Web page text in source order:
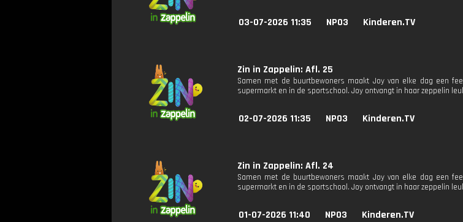
03-07-2026 11:35 NPO3 Kinderen.TV
Zin in Zappelin: Afl. 25
Samen met de buurtbewoners maakt Joy van elke dag een
supermarkt en in de sportschool. Joy ontvangt in haar zeppelin
02-07-2026 11:35 NPO3 Kinderen.TV
Zin in Zappelin: Afl. 24
Samen met de buurtbewoners maakt Joy van elke dag een
supermarkt en in de sportschool. Joy ontvangt in haar zeppelin
01-07-2026 11:40 NPO3 Kinderen.TV